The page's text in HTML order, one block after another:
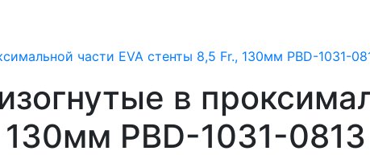
части EVA стенты 8,5 Fr., 130мм PBD-1031-
в
PBD-1031-0813